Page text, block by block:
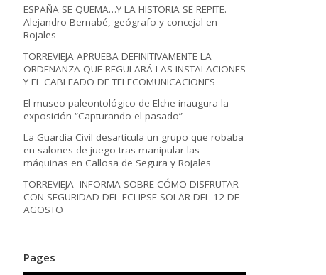
ESPAÑA SE QUEMA…Y LA HISTORIA SE REPITE.
Alejandro Bernabé, geógrafo y concejal en
Rojales
TORREVIEJA APRUEBA DEFINITIVAMENTE LA
ORDENANZA QUE REGULARÁ LAS INSTALACIONES
Y EL CABLEADO DE TELECOMUNICACIONES
El museo paleontológico de Elche inaugura la
exposición “Capturando el pasado”
La Guardia Civil desarticula un grupo que robaba
en salones de juego tras manipular las
máquinas en Callosa de Segura y Rojales
TORREVIEJA INFORMA SOBRE CÓMO DISFRUTAR
CON SEGURIDAD DEL ECLIPSE SOLAR DEL 12 DE
AGOSTO
Pages